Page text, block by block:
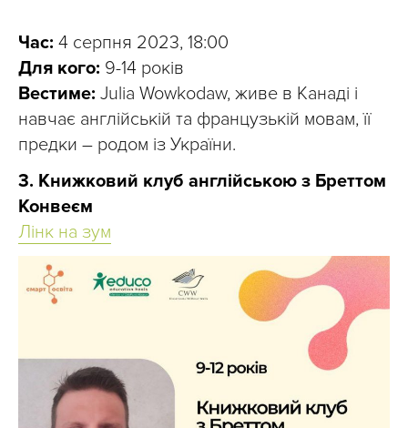
Час: 4 серпня 2023, 18:00
Для кого: 9-14 років
Вестиме: Julia Wowkodaw, живе в Канаді і
навчає англійській та французькій мовам, її
предки – родом із України.
3. Книжковий клуб англійською з Бреттом
Конвеєм
Лінк на зум